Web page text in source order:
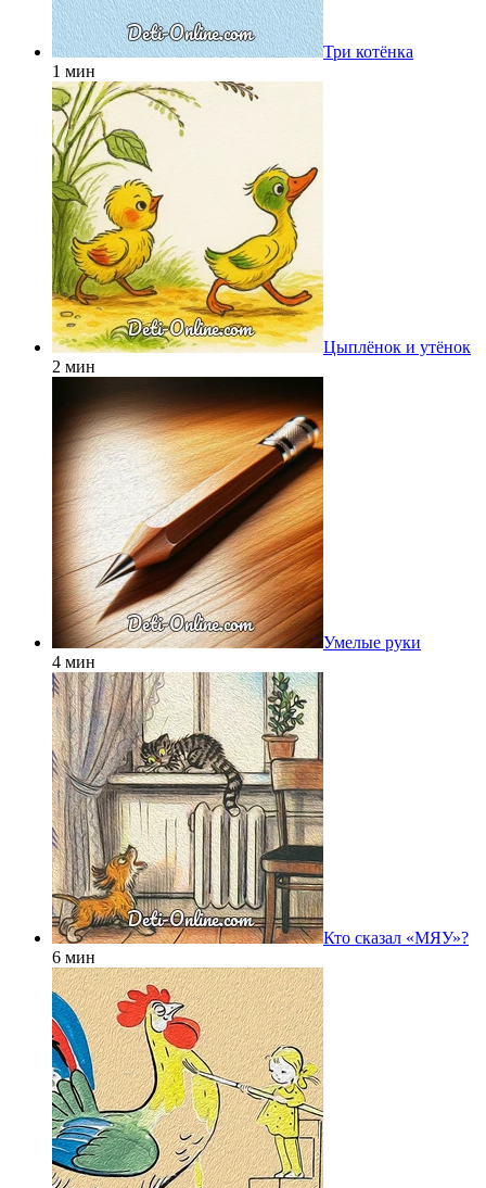
Три котёнка
1 мин
Цыплёнок и утёнок
2 мин
Умелые руки
4 мин
Кто сказал «МЯУ»?
6 мин